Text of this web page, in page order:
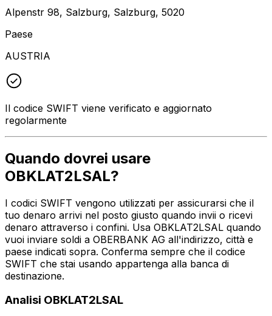
Alpenstr 98, Salzburg, Salzburg, 5020
Paese
AUSTRIA
Il codice SWIFT viene verificato e aggiornato
regolarmente
Quando dovrei usare
OBKLAT2LSAL?
I codici SWIFT vengono utilizzati per assicurarsi che il
tuo denaro arrivi nel posto giusto quando invii o ricevi
denaro attraverso i confini. Usa OBKLAT2LSAL quando
vuoi inviare soldi a OBERBANK AG all'indirizzo, città e
paese indicati sopra. Conferma sempre che il codice
SWIFT che stai usando appartenga alla banca di
destinazione.
Analisi OBKLAT2LSAL